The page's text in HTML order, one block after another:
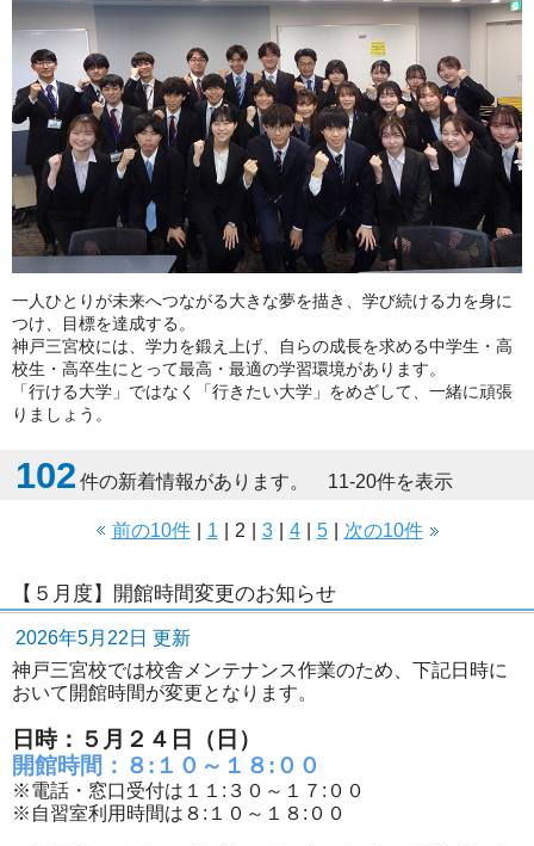
一人ひとりが未来へつながる大きな夢を描き、学び続ける力を身に
つけ、目標を達成する。
神戸三宮校には、学力を鍛え上げ、自らの成長を求める中学生・高
校生・高卒生にとって最高・最適の学習環境があります。
「行ける大学」ではなく「行きたい大学」をめざして、一緒に頑張
りましょう。
102 件の新着情報があります。 11-20件を表示
前の10件 1 2 3 4 5 次の10件
【５月度】開館時間変更のお知らせ
2026年5月22日 更新
神戸三宮校では校舎メンテナンス作業のため、下記日時に
おいて開館時間が変更となります。
日時：５月２４日（日）
開館時間：８:１０～１８:００
※電話・窓口受付は１１:３０～１７:００
※自習室利用時間は８:１０～１８:００